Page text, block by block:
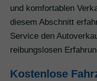
und komfortablen
diesem Abschnitt
Service den
reibungslosen
Kostenlose